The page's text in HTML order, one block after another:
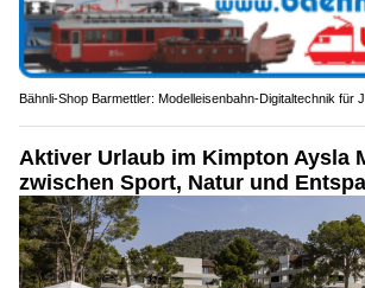
Bähnli-Shop Barmettler: Modelleisenbahn-Digitaltechnik für
Aktiver Urlaub im Kimpton Aysla
zwischen Sport, Natur und